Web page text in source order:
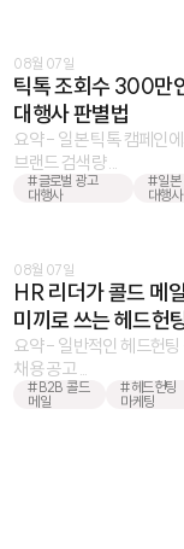
08월 07일
틱톡 조회수 300만
대행사 판별법
요약 - 일본 틱톡 캠페인
브랜드 검색량 ...
#글로벌 광고
대행사
#일본
대행사
08월 07일
HR 리더가 콜드 메
미끼로 쓰는 헤드헌
요약 - 일반적인 헤드헌
채용 공고 ...
#B2B 콜드
메일
#헤드헌팅
마케팅